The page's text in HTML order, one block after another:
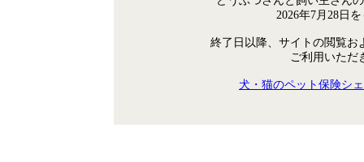
2026年7月28日
終了日以降、サイトの閲覧お
ご利用いただ
犬・猫のペット保険シ